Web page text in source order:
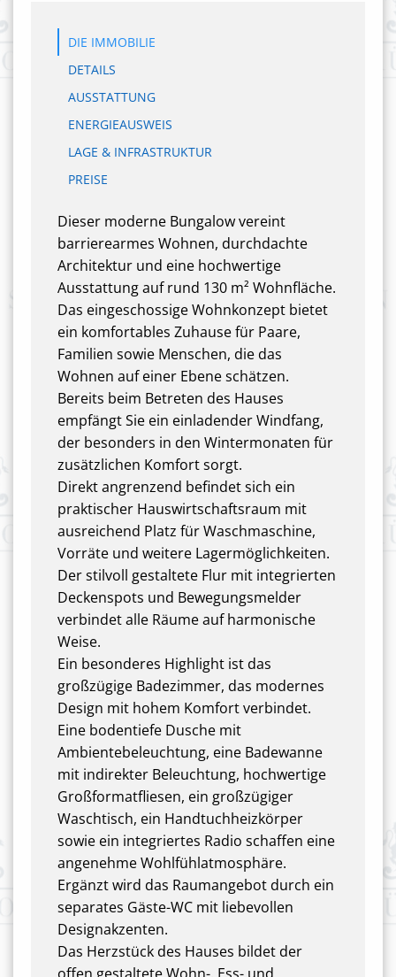
DIE IMMOBILIE
DETAILS
AUSSTATTUNG
ENERGIEAUSWEIS
LAGE & INFRASTRUKTUR
PREISE
Dieser moderne Bungalow vereint
barrierearmes Wohnen, durchdachte
Architektur und eine hochwertige
Ausstattung auf rund 130 m² Wohnfläche.
Das eingeschossige Wohnkonzept bietet
ein komfortables Zuhause für Paare,
Familien sowie Menschen, die das
Wohnen auf einer Ebene schätzen.
Bereits beim Betreten des Hauses
empfängt Sie ein einladender Windfang,
der besonders in den Wintermonaten für
zusätzlichen Komfort sorgt.
Direkt angrenzend befindet sich ein
praktischer Hauswirtschaftsraum mit
ausreichend Platz für Waschmaschine,
Vorräte und weitere Lagermöglichkeiten.
Der stilvoll gestaltete Flur mit integrierten
Deckenspots und Bewegungsmelder
verbindet alle Räume auf harmonische
Weise.
Ein besonderes Highlight ist das
großzügige Badezimmer, das modernes
Design mit hohem Komfort verbindet.
Eine bodentiefe Dusche mit
Ambientebeleuchtung, eine Badewanne
mit indirekter Beleuchtung, hochwertige
Großformatfliesen, ein großzügiger
Waschtisch, ein Handtuchheizkörper
sowie ein integriertes Radio schaffen eine
angenehme Wohlfühlatmosphäre.
Ergänzt wird das Raumangebot durch ein
separates Gäste-WC mit liebevollen
Designakzenten.
Das Herzstück des Hauses bildet der